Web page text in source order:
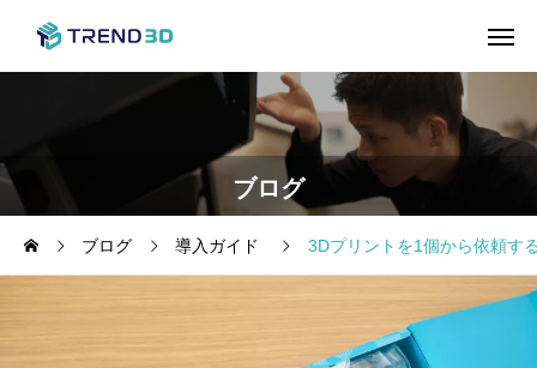
ブログ
ブログ 導入ガイド 3Dプリントを1個から依頼す